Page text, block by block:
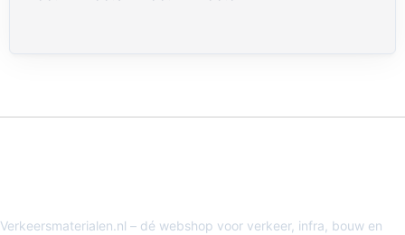
Verkeersmaterialen.nl – dé webshop voor verkeer, infra, bouw en